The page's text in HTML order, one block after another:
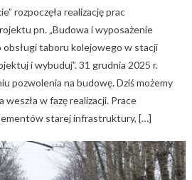
rozpoczęła realizację prac
pn. „Budowa i wyposażenie
obsługi taboru kolejowego w stacji
i wybuduj”. 31 grudnia 2025 r.
pozwolenia na budowę. Dziś możemy
w fazę realizacji. Prace
starej infrastruktury, […]